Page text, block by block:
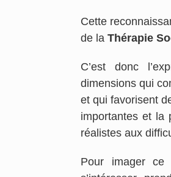
Cette
de la Thérapie
C’est donc
dimensions qui
et qui favorisent
importantes et la
réalistes aux
Pour imager ce